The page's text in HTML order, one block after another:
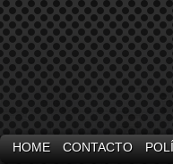
HOME CONTACTO